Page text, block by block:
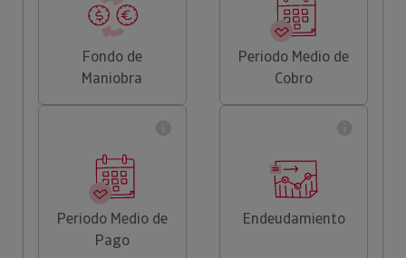
Fondo de
Maniobra
Periodo Medio de
Cobro
Periodo Medio de
Pago
Endeudamiento